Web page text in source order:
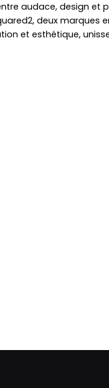
audace, design et
deux marques
et esthétique,